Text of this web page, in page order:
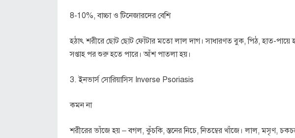
8-10%, বাচ্চা ও টিনেজারদের বেশি
হঠাৎ শরীরে ছোট ছোট ফোঁটার মতো লাল দাগ। সাধারণত বুক, পিঠ, হাত-পায়ে
সপ্তাহ পর শুরু হতে পারে। আঁশ পাতলা হয়।
3. ইনভার্স সোরিয়াসিস Inverse Psoriasis
কমন না
শরীরের ভাঁজে হয় – বগল, কুঁচকি, স্তনের নিচে, নিতম্বের খাঁজে। লাল, মসৃণ,